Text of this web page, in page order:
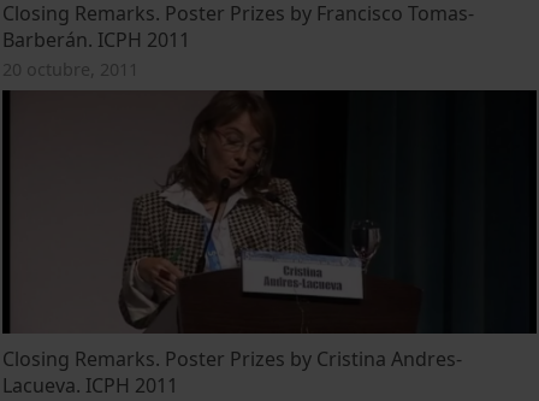
Closing Remarks. Poster Prizes by Francisco Tomas-
Barberán. ICPH 2011
20 octubre, 2011
Closing Remarks. Poster Prizes by Cristina Andres-
Lacueva. ICPH 2011